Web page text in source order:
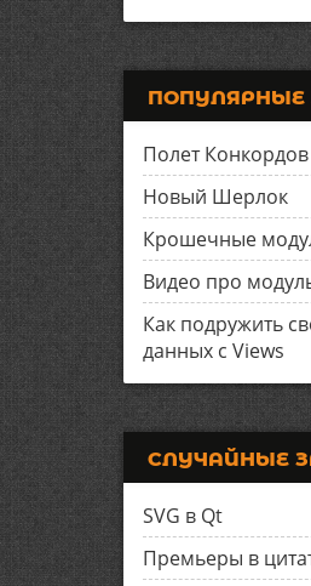
ПОПУЛЯРНЫЕ
Полет Конкордов
Новый Шерлок
Крошечные
Видео про
Как подружить
данных с Views
СЛУЧАЙНЫЕ
SVG в Qt
Премьеры в